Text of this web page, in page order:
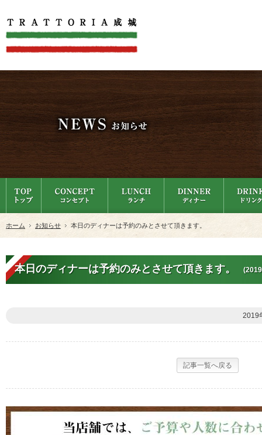
ホーム お知らせ 本日のディナーは予約のみとさせて頂きます。
本日のディナーは予約のみとさせて頂きます。
2019
記事一覧へ戻る